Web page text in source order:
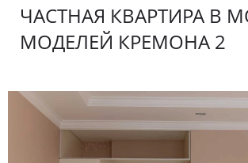
ЧАСТНАЯ КВАРТИРА В
МОДЕЛЕЙ КРЕМОНА 2